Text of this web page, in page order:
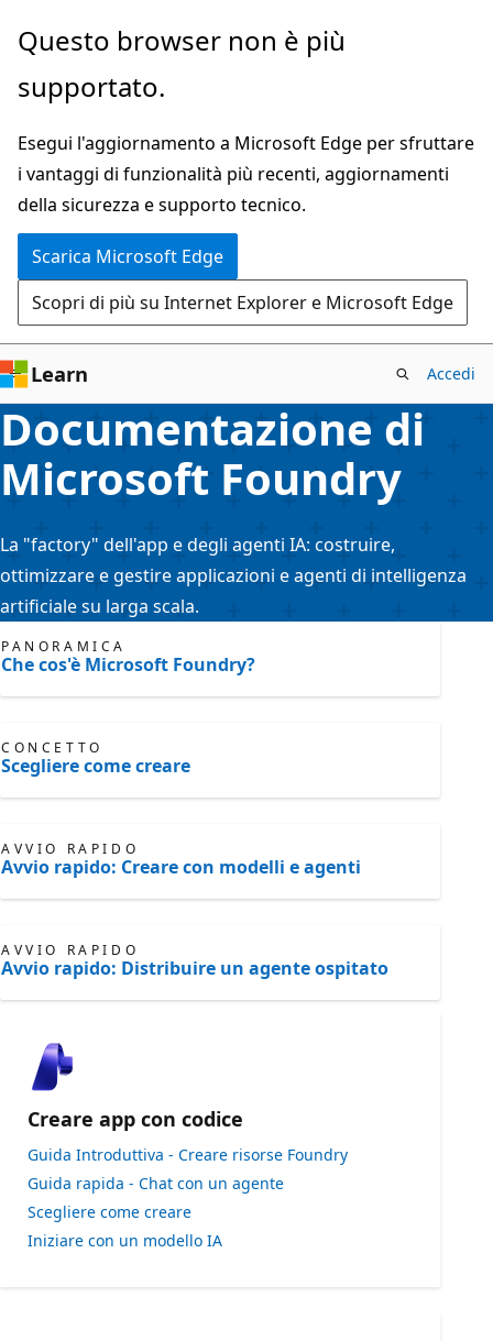
Ignora
passa
contenuto
principale
Questo browser non è più
supportato.
Esegui l'aggiornamento a Microsoft Edge per sfruttare
i vantaggi di funzionalità più recenti, aggiornamenti
della sicurezza e supporto tecnico.
Scarica Microsoft Edge
Scopri di più su Internet Explorer e Microsoft Edge
Learn Accedi
Documentazione di
Microsoft Foundry
La "factory" dell'app e degli agenti IA: costruire,
ottimizzare e gestire applicazioni e agenti di intelligenza
artificiale su larga scala.
PANORAMICA
Che cos'è Microsoft Foundry?
CONCETTO
Scegliere come creare
AVVIO RAPIDO
Avvio rapido: Creare con modelli e agenti
AVVIO RAPIDO
Avvio rapido: Distribuire un agente ospitato
Creare app con codice
Guida Introduttiva - Creare risorse Foundry
Guida rapida - Chat con un agente
Scegliere come creare
Iniziare con un modello IA